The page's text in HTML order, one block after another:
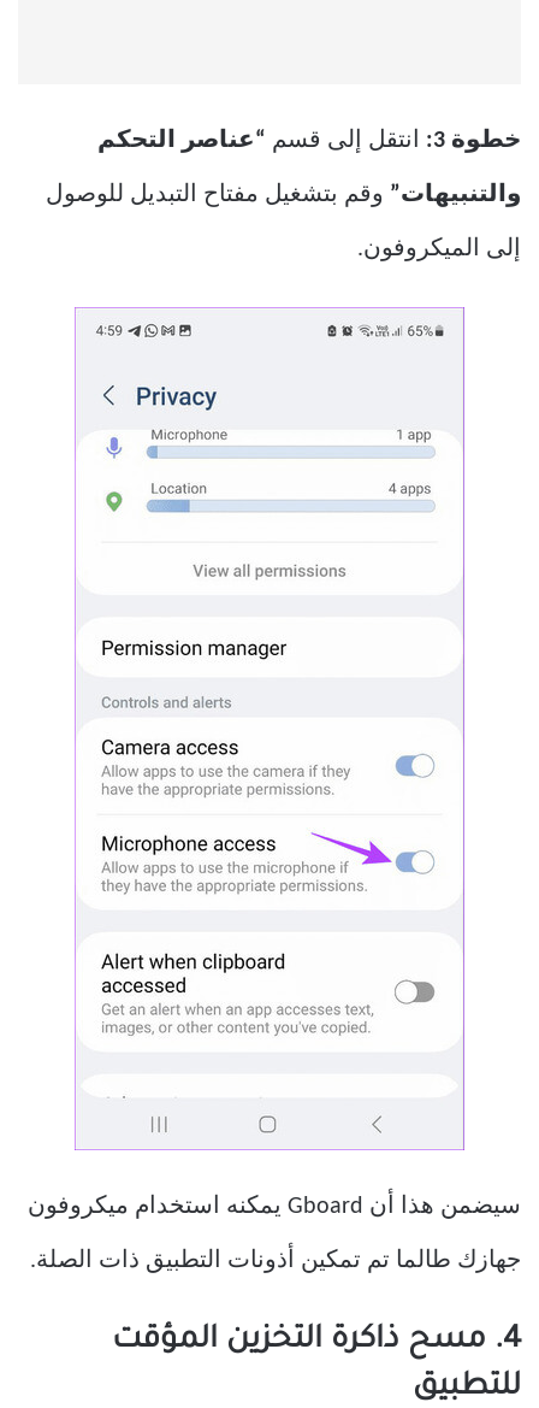
خطوة 3: انتقل إلى قسم “عناصر التحكم
والتنبيهات” وقم بتشغيل مفتاح التبديل للوصول
إلى الميكروفون.
سيضمن هذا أن Gboard يمكنه استخدام ميكروفون
جهازك طالما تم تمكين أذونات التطبيق ذات الصلة.
4. مسح ذاكرة التخزين المؤقت
للتطبيق